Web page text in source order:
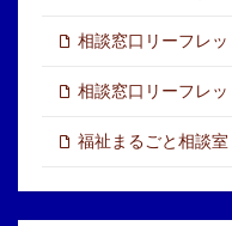
相談窓口リーフレッ
相談窓口リーフレッ
福祉まるごと相談室